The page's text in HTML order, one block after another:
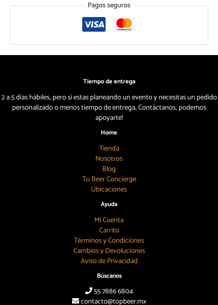
Pagos seguros
Tiempo de entrega
2 a 5 días hábiles, pero si estas planeando un evento y necesitas un pedido
personalizado o menos tiempo de entrega, Contáctanos, podemos
apoyarte!
Home
Tienda
Nosotros
Blog
Tu Beer Concierge
Ubicaciones
Ayuda
Mi Cuenta
Carrito
Términos y Condiciones
Cambios y Devoluciones
Aviso de Privacidad
Búscanos
55 7886 6804
contacto@topbeer.mx